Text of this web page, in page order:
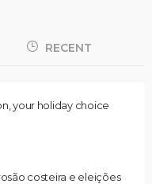
RECENT
your holiday choice
costeira e eleições